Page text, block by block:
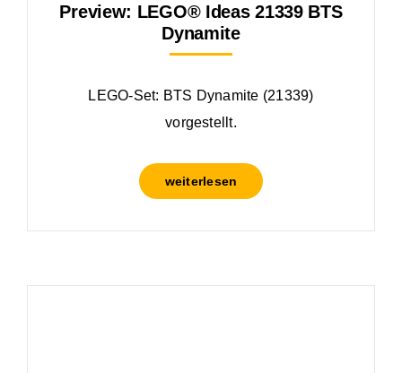
Preview: LEGO® Ideas 21339 BTS
Dynamite
LEGO-Set: BTS Dynamite (21339)
vorgestellt.
weiterlesen